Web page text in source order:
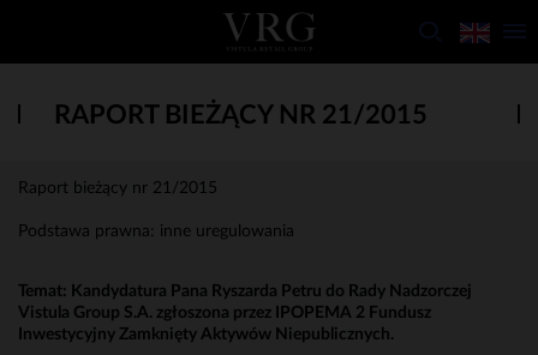
RAPORT BIEŻĄCY NR 21/2015
Raport bieżący nr 21/2015
Podstawa prawna: inne uregulowania
Temat: Kandydatura Pana Ryszarda Petru do Rady Nadzorczej
Vistula Group S.A. zgłoszona przez IPOPEMA 2 Fundusz
Inwestycyjny Zamknięty Aktywów Niepublicznych.